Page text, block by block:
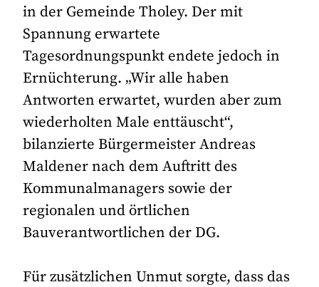
in der Gemeinde Tholey. Der mit
Spannung erwartete
Tagesordnungspunkt endete jedoch in
Ernüchterung. „Wir alle haben
Antworten erwartet, wurden aber zum
wiederholten Male enttäuscht“,
bilanzierte Bürgermeister Andreas
Maldener nach dem Auftritt des
Kommunalmanagers sowie der
regionalen und örtlichen
Bauverantwortlichen der DG.
Für zusätzlichen Unmut sorgte, dass das